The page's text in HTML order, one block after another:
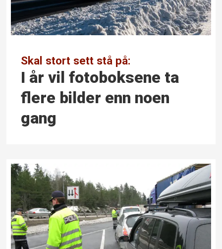
Skal stort sett stå på:
I år vil foto­boksene ta
flere bilder enn noen
gang